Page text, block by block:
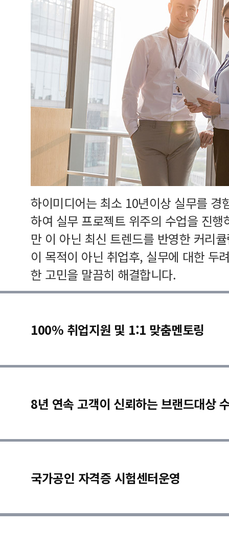
하이미디어는 최소 10년이상 실무를 경
하여 실무 프로젝트 위주의 수업을 진
만 이 아닌 최신 트렌드를 반영한 커리
이 목적이 아닌 취업후, 실무에 대한 두
한 고민을 말끔히 해결합니다.
100% 취업지원 및 1:1 맞춤멘토링
8년 연속 고객이 신뢰하는 브랜드대상
국가공인 자격증 시험센터운영